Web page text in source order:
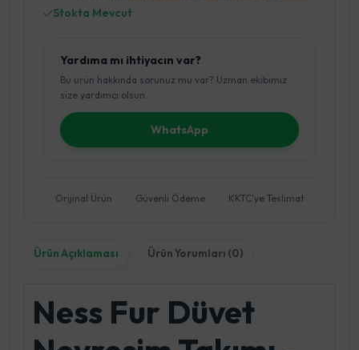
Stokta Mevcut
Yardıma mı ihtiyacın var?
Bu ürün hakkında sorunuz mu var? Uzman ekibimiz
size yardımcı olsun.
WhatsApp
Orijinal Ürün Güvenli Ödeme KKTC'ye Teslimat
Ürün Açıklaması Ürün Yorumları (0)
Ness Fur Düvet